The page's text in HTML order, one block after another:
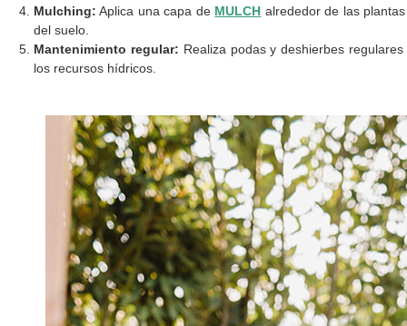
Mulching: Aplica una capa de MULCH alrededor de las
del suelo.
Mantenimiento regular: Realiza podas y deshierbes
los recursos hídricos.